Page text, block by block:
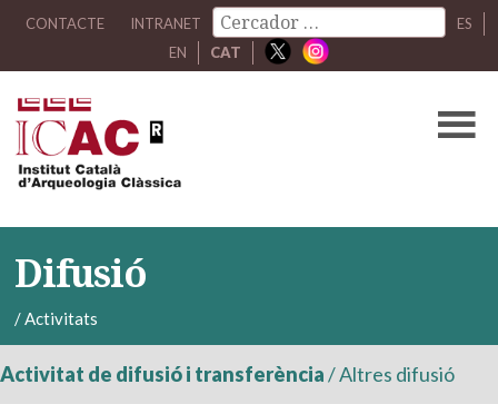
CONTACTE INTRANET
ES
EN
CAT
Difusió
/Activitats
Activitat de difusió i transferència/Altres difusió